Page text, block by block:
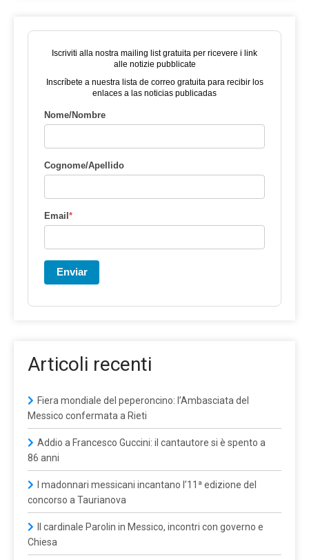
Iscriviti alla nostra mailing list gratuita per ricevere i link
alle notizie pubblicate
Inscríbete a nuestra lista de correo gratuita para recibir los
enlaces a las noticias publicadas
Nome/Nombre
Cognome/Apellido
Email*
Enviar
Articoli recenti
Fiera mondiale del peperoncino: l’Ambasciata del
Messico confermata a Rieti
Addio a Francesco Guccini: il cantautore si è spento a
86 anni
I madonnari messicani incantano l’11ª edizione del
concorso a Taurianova
Il cardinale Parolin in Messico, incontri con governo e
Chiesa